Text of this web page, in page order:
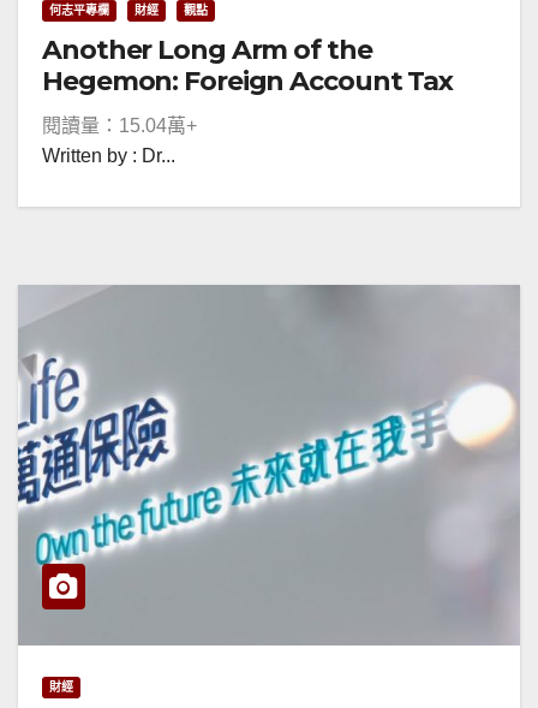
何志平專欄 財經 觀點
Another Long Arm of the
Hegemon: Foreign Account Tax
Compliance Act
閱讀量：15.04萬+
Written by : Dr...
財經